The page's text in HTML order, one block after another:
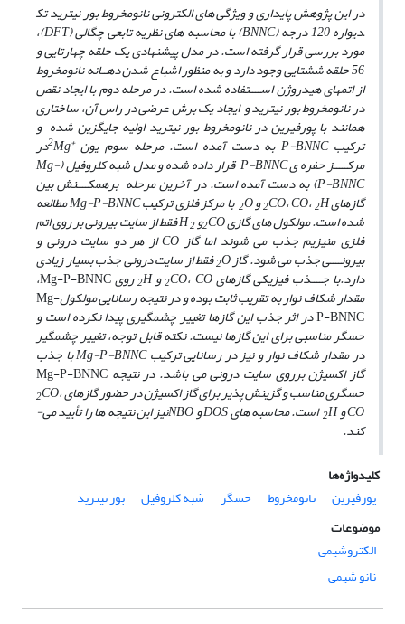
در این پژوهش پایداری و ویژگی­ های الکترونی نانومخروط بور نیترید تک
دیواره120 درجه ( BNNC) با محاسبه­ های نظریه تابعی چگالی(
DFT
)،
مورد بررسی قرار گرفته است. در مدل پیشنهادی یک حلقه چهارتایی و
56 حلقه شش تایی وجود دارد و به منظور اشباع شدن دهــانه نانومخروط
از اتمهای هیدروژن اســــتفاده شده است. در مرحله دوم با ایجاد نقص
در نانومخروط بور نیترید و ایجاد یک برش عرضی در راس آن، ساختاری
همانند با پورفیرین در نانومخروط بور نیترید اولیهجایگزین شده و
ترکیب P-BNNC به دست آمده است. مرحله سوم یون+2
Mg در
مرکـــــز حفره­ یP-BNNCقرار داده­ شده و مدل شبه ­کلروفیل (Mg-
P-BNNC) به دست آمده است. در آخرین مرحله برهم­کــــنش بین
گازهای 2CO،CO، 2H و 2O با مرکز فلزی ترکیبMg-P-BNNCمطالعه
شده است. مولکول ­های گازی 2CO و2
Hفقط از سایت بیرونی بر روی اتم
فلزی منیزیم جذب می ­شوند اما گازCOاز هر دو سایت درونی و
بیرونــــی جذب می­ شود. گاز 2O فقط از سایت درونی جذب بسیار زیادی
دارد.با جــــذب فیزیکی گازهای 2CO، CO و 2H رویMg-P-BNNC،
مقدار شکاف نوار به تقریب ثابت بوده و در نتیجهرسانایی مولکول­Mg-
P-BNNCدر اثر جذب این گازها تغییر چشمگیری پیدا نکردهاست و
حسگر مناسبی برای این گازها نیست. نکته قابل توجه، تغییر چشمگیر
در مقدار شکاف نوار و نیز در رسانایی ترکیبMg-P-BNNCبا جذب
گاز اکسیژن برروی سایت درونی می ­باشد. در نتیجه Mg-P-BNNC
حسگری مناسب و گزینش پذیر برای گاز اکسیژن در حضور گازهای 2CO،
COو 2H است. محاسبه­ هایDOSوNBOنیز این نتیجه ­ها را تأیید می­
کند.
کلیدواژه‌ها
پورفیرین
نانومخروط حسگر شبه کلروفیل
بور نیترید
موضوعات
الکتروشیمی
نانو شیمی